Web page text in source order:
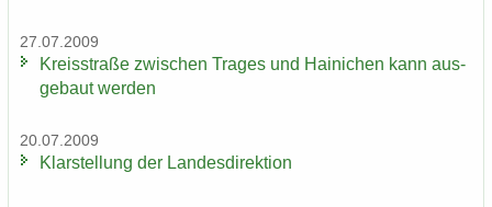
27.07.2009
Kreis­stra­ße zwi­schen Tra­ges und Hai­ni­chen kann aus­
ge­baut wer­den
20.07.2009
Klar­stel­lung der Lan­des­di­rek­ti­on